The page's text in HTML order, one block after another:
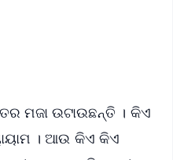
ମଜା ଉଟାଉଛନ୍ତି । କିଏ
। ଆଉ କିଏ କିଏ